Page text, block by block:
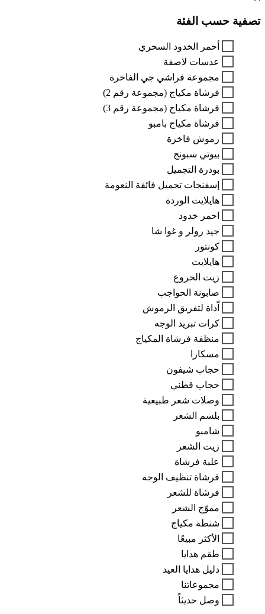
تصفية حسب الفئة
أحمر الخدود السحري
عدسات لاصقة
مجموعة فراشي جي الفاخرة
فرشاة مكياج (مجموعة رقم 2)
فرشاة مكياج (مجموعة رقم 3)
فرشاة مكياج بامبو
رموش فاخرة
بيوتي سبونج
بودرة التجميل
إسفنجات تجميل فائقة النعومة
هايلايت الوردة
احمر خدود
جيد رولر و غوا شا
كونتور
هايلايت
زيت الخروع
صابونة الحواجب
اّداة لتفريق الرموش
كرات تبريد الوجه
منظفة فرشاة المكياج
مسكارا
حجاب شيفون
حجاب قطني
وصلات شعر طبيعية
بلسم الشعر
شامبو
زيت الشعر
علبة فرشاة
فرشاة تنظيف الوجه
فرشاة للشعر
مموّج الشعر
شنطة مكياج
الأكثر مبيعًا
طقم هدايا
دليل هدايا العيد
مجموعاتنا
وصل حديثاً